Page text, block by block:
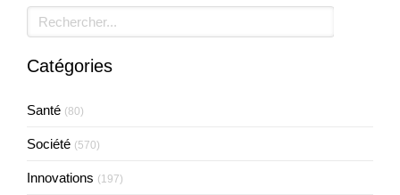
Rechercher
Catégories
Santé (80)
Société (570)
Innovations (197)